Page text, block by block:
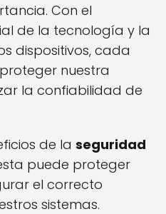
Con el
de la tecnología y la
dispositivos, cada
nuestra
la confiabilidad de
de la seguridad
puede proteger
el correcto
sistemas.